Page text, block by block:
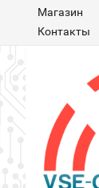
Магазин
Контакты